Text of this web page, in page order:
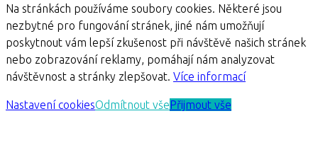
Na stránkách používáme soubory cookies. Některé jsou
nezbytné pro fungování stránek, jiné nám umožňují
poskytnout vám lepší zkušenost při návštěvě našich stránek
nebo zobrazování reklamy, pomáhají nám analyzovat
návštěvnost a stránky zlepšovat. Více informací
Nastavení cookiesOdmítnout všePřijmout vše